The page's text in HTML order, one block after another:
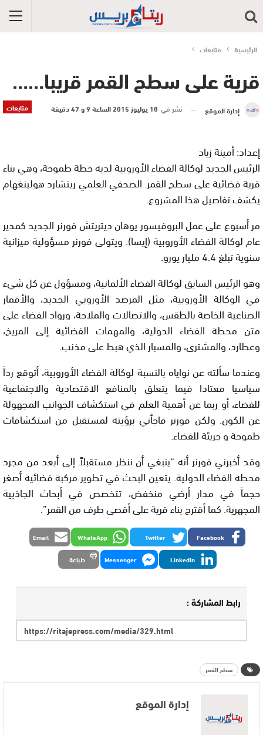
الرئيسية متابعات
قرية على سطح القمر قريبا……
متابعات إدارة الموقع نشر في 18 يوليوز 2015 الساعة 9 و 47 دقيقة
إعداد: أمينة زياد
الرئيس الجديد لوكالة الفضاء الأوروبية لديه خطة طموحة، وهي بناء
قرية فضائية على سطح القمر. الصحفي العلمي ريتشارد هولينغهام
يكشف تفاصيل هذا المشروع.
مر أسبوع على عمل البروفيسور يوهان ديتريتش فورنر الجديد كمدير
عام لوكالة الفضاء الأوروبية (إيسا). ويتولى فورنر مسؤولية ميزانية
سنوية تبلغ 4.4 مليار يورو.
وهو الرئيس السابق لوكالة الفضاء الألمانية، ومسؤول عن كل شيء
في الوكالة الأوروبية، مثل المرصد الأوروبي الجديد، والأقمار
الصناعية الخاصة بالطقس، والاتصالات والملاحة، ورواد الفضاء على
متن محطة الفضاء الدولية، والمهمات الفضائية إلى المريخ،
وعطارد، والمشترى، والمسبار الذي هبط على مذنب.
وعندما سألته عن نواياه بالنسبة لوكالة الفضاء الأوروبية، أتوقع رداً
سياسيا معتادا فيما يتعلق بالمنافع الاقتصادية والاجتماعية
للفضاء، أو ربما عن أهمية العلم في استكشاف الجوانب المجهولة
عن الكون. ولكن فورنر فاجأني برؤيته لمستقبل من استكشافات
طموحة و جريئة للفضاء.
وقد أخبرني فورنر أنه “ينبغي أن ننظر مستقبلاً إلى أبعد من مجرد
محطة الفضاء الدولية. يتعين البحث في تطوير مركبة فضائية أصغر
حجماً في مدار أرضي منخفض، تتخصص في أبحاث الجاذبية
المجهرية. كما أقترح بناء قرية على أقصى طرف من القمر”.
Facebook
Twitter
WhatsApp
Email
LinkedIn
Messenger طباعة
رابط المشاركة :
سطح القمر
إدارة الموقع